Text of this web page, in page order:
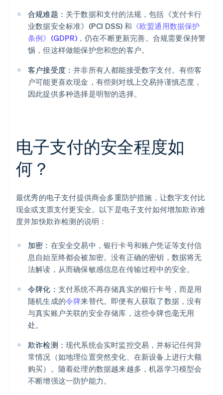
合规难题： 关于数据和支付的法规，包括《支付卡行
业数据安全标准》(PCI DSS) 和 《欧盟通用数据保护
条例》(GDPR)，仍在不断更新完善。合规需要保持警
惕，但这样做能保护您和您的客户。
客户接受度：并非所有人都能接受数字支付。有些客
户可能更喜欢现金，有些则对线上交易持谨慎态度，
因此提供多种选择是明智的选择。
电子支付的安全程度如
何？
最优秀的电子支付提供商会多重防护措施，让数字支付比
现金或支票支付更安全。以下是电子支付如何增加欺诈难
度并加快欺诈检测的说明：
加密： 在安全交易中，银行卡号和账户凭证等支付信
息自始至终都会被加密。没有正确的密钥，数据将无
法解读，从而确保敏感信息在传输过程中的安全。
令牌化： 支付系统不再存储真实的银行卡号，而是用
随机生成的令牌来替代。即便有人获取了数据，没有
与真实账户关联的安全存储库，这些令牌也毫无用
处。
欺诈检测： 现代系统会实时监控交易，并标记任何异
常情况（如地理位置突然变化、在新设备上进行大额
购买）。随着处理的数据越来越多，机器学习模型会
不断增强这一防护能力。